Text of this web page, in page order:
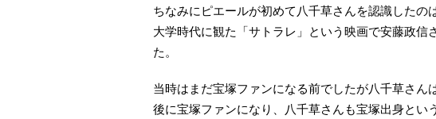
ちなみにピエールが初めて八千草さんを認識したのは
大学時代に観た「サトラレ」という映画で安藤政信
た。
当時はまだ宝塚ファンになる前でしたが八千草さん
後に宝塚ファンになり、八千草さんも宝塚出身とい